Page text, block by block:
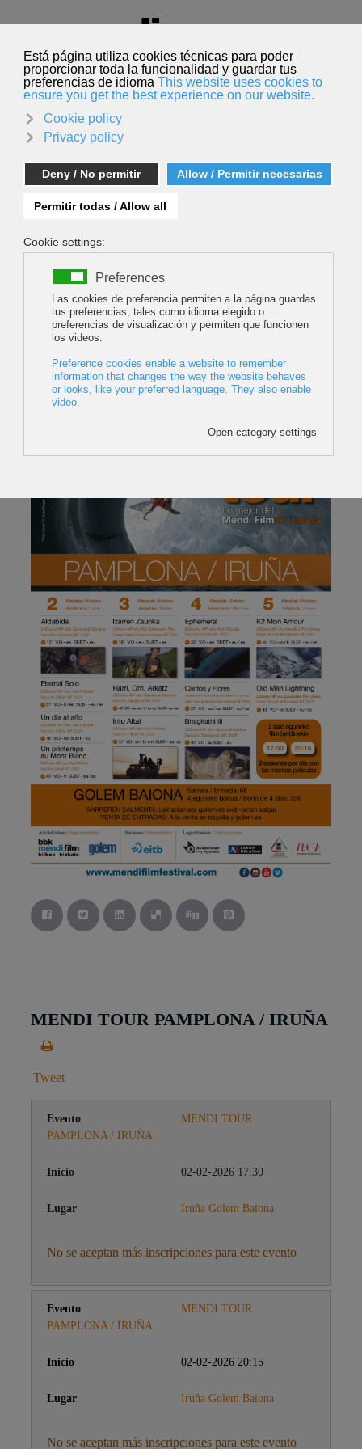
Seleccione su idioma
Español
Buscar
MENDI TOUR PAMPLONA / IRUÑA
Tweet
MENDI TOUR
PAMPLONA / IRUÑA
02-02-2026 17:30
Iruña Golem Baiona
No se aceptan más inscripciones para este evento
MENDI TOUR
PAMPLONA / IRUÑA
02-02-2026 20:15
Iruña Golem Baiona
No se aceptan más inscripciones para este evento